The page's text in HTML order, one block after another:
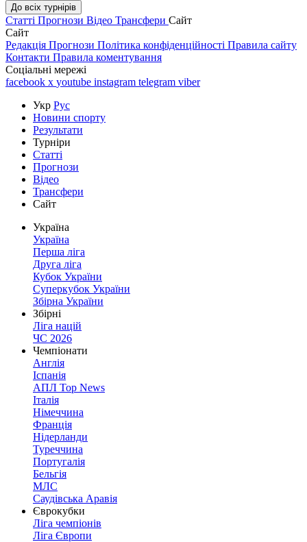
До всіх турнірів
Статті Прогнози Відео Трансфери Сайт
Сайт
Редакція Прогнози Політика конфіденційності Правила сайту
Контакти Правила коментування
Соціальні мережі
facebook x youtube instagram telegram viber
Укр Рус
Новини спорту
Результати
Турніри
Статті
Прогнози
Відео
Трансфери
Сайт
Україна
Україна
Перша ліга
Друга ліга
Кубок України
Суперкубок України
Збірна України
Збірні
Ліга націй
ЧС 2026
Чемпіонати
Англія
Іспанія
АПЛ Top News
Італія
Німеччина
Франція
Нідерланди
Туреччина
Португалія
Бельгія
МЛС
Саудівська Аравія
Єврокубки
Ліга чемпіонів
Ліга Європи